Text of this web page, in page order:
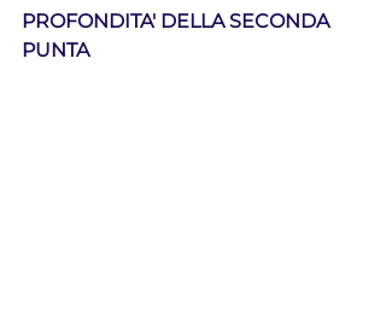
PROFONDITA' DELLA SECONDA
PUNTA